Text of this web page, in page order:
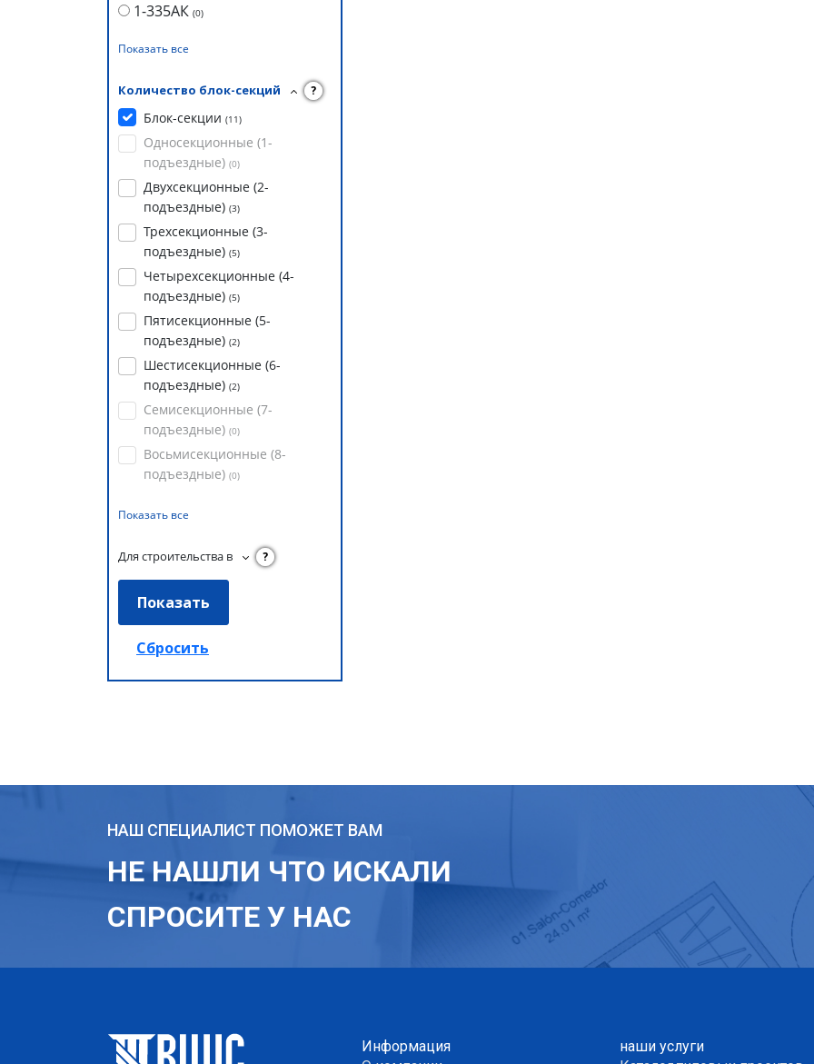
1-335АК (0)
Показать все
Количество блок-секций ?
Блок-секции (11)
Односекционные (1-
подъездные) (0)
Двухсекционные (2-
подъездные) (3)
Трехсекционные (3-
подъездные) (5)
Четырехсекционные (4-
подъездные) (5)
Пятисекционные (5-
подъездные) (2)
Шестисекционные (6-
подъездные) (2)
Семисекционные (7-
подъездные) (0)
Восьмисекционные (8-
подъездные) (0)
Показать все
Для строительства в ?
НАШ СПЕЦИАЛИСТ ПОМОЖЕТ ВАМ
НЕ НАШЛИ ЧТО ИСКАЛИ
СПРОСИТЕ У НАС
Информация
наши услуги